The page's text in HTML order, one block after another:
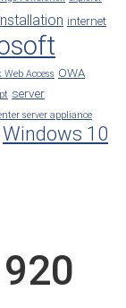
internet
Web Access OWA
server
server appliance
Windows 10